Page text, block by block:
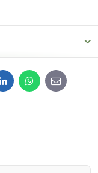
LinkedInWhatsApp
E-
mail